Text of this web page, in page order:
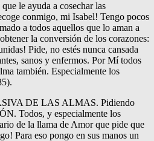
le ayuda a cosechar las
conmigo, mi Isabel! Tengo pocos
a todos aquellos que lo aman a
la conversión de los corazones:
Pide, no estés nunca cansada
sanos y enfermos. Por Mí todos
también. Especialmente los
DE LAS ALMAS. Pidiendo
Todos, y especialmente los
de la llama de Amor que pide que
Para eso pongo en sus manos un